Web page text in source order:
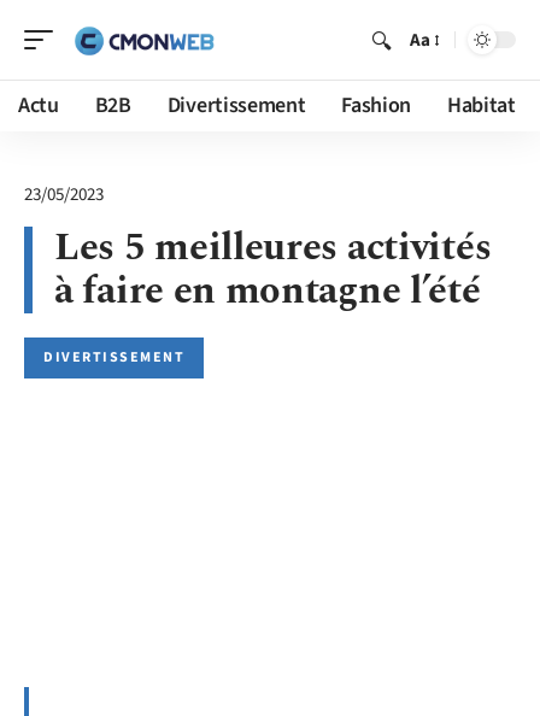
Aa
Actu B2B Divertissement Fashion Habitat
23/05/2023
Les 5 meilleures activités
à faire en montagne l’été
DIVERTISSEMENT